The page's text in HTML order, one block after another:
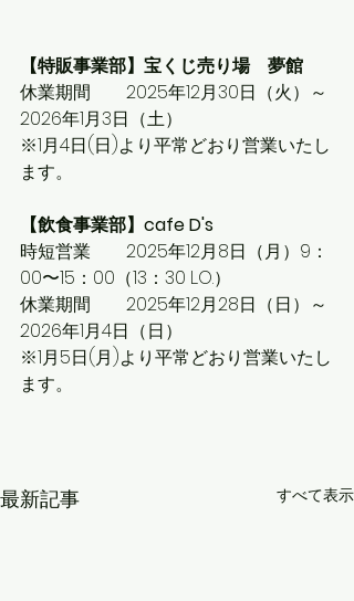
【特販事業部】宝くじ売り場　夢館
休業期間　　2025年12月30日（火）～
2026年1月3日（土）
※1月4日(日)より平常どおり営業いたし
ます。
【飲食事業部】cafe D's
時短営業　　2025年12月8日（月）9：
00〜15：00（13：30 L.O.）
休業期間　　2025年12月28日（日）～
2026年1月4日（日）
※1月5日(月)より平常どおり営業いたし
ます。
最新記事 すべて表示